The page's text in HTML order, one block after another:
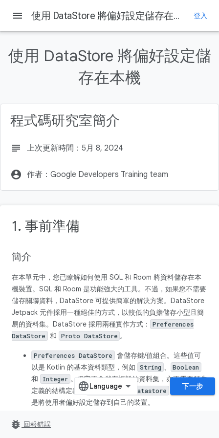
1. 事前準備
簡介
menu 使用 DataStore 將偏好設定儲存在本機 登入
使用 DataStore 將偏好設定儲
存在本機
程式碼研究室簡介
subject 上次更新時間：5月 8, 2024
account_circle 作者：Google Developers Training team
1. 事前準備
簡介
在本單元中，您已瞭解如何使用 SQL 和 Room 將資料儲存在本
機裝置。SQL 和 Room 是功能強大的工具。不過，如果您不需要
儲存關聯資料，DataStore 可提供簡單的解決方案。DataStore
Jetpack 元件採用一種絕佳的方式，以較低的負擔儲存小型且簡
易的資料集。DataStore 採用兩種實作方式：
Preferences
DataStore
和 Proto DataStore 。
Preferences DataStore
會儲存鍵/值組合。這些值可
以是 Kotlin 的基本資料類型，例如
String 、 Boolean
和 Integer 。但它不會儲存複雜的資料集，亦不需要預先
定義的結構定義。 Preferences Datastore
的主要用途
是將使用者偏好設定儲存到自己的裝置。
義的結構定義，可將 Proto 定義對應至物件結構。
下一步
bug_report 回報錯誤